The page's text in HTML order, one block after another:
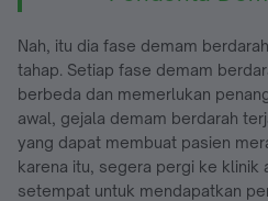
Nah, itu dia fase demam
tahap. Setiap fase demam
berbeda dan memerlukan
awal, gejala demam berdarah
yang dapat membuat pasien
karena itu, segera pergi ke klinik
setempat untuk mendapatkan